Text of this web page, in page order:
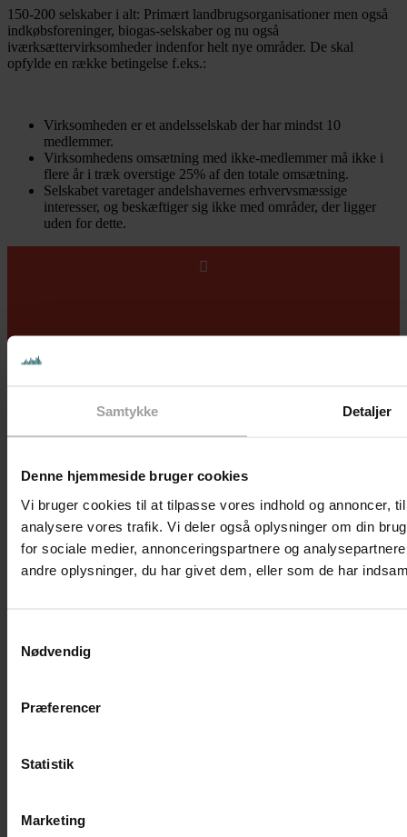
Samtykke Detaljer
Denne hjemmeside bruger cookies
Vi bruger cookies til at tilpasse vores indhold og annoncer,
analysere vores trafik. Vi deler også oplysninger om din
for sociale medier, annonceringspartnere og
andre oplysninger, du har givet dem, eller som de har
Nødvendig
Præferencer
Statistik
Marketing
150-200 selskaber i alt: Primært landbrugsorganisationer men også
indkøbsforeninger, biogas-selskaber og nu også
iværksættervirksomheder indenfor helt nye områder. De skal
opfylde en række betingelse f.eks.:
Virksomheden er et andelsselskab der har mindst 10
medlemmer.
Virksomhedens omsætning med ikke-medlemmer må ikke i
flere år i træk overstige 25% af den totale omsætning.
Selskabet varetager andelshavernes erhvervsmæssige
interesser, og beskæftiger sig ikke med områder, der ligger
uden for dette.
ForrigeHøringssvar: Nu skal den politiske aftale om
demokratiske virksomheder i mål
Nørregade 13, Forhuset, 2. sal, 1165 København
Mail: info@demokratiskerhverv.dk
CVR-nr. 39473348
Instagram